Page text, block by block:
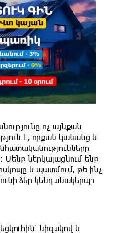
ոչ այնքան
է, որքան կանանց և
Մենք ներկայացնում ենք
և պատմում, թե ինչ
ձեր կենդանակերպի
նիզակով և